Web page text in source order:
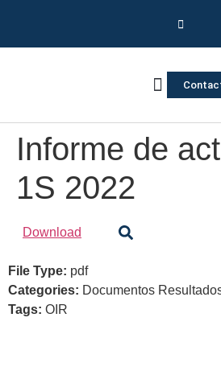
Informe de
1S 2022
Download
File Type: pdf
Categories: Documentos
Tags: OIR